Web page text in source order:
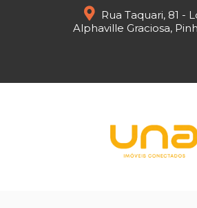
Rua Taquari, 81 -
Alphaville Graciosa,